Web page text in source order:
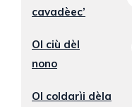
cavadèec’
Ol ciù dèl
nono
Ol coldarìi dèla